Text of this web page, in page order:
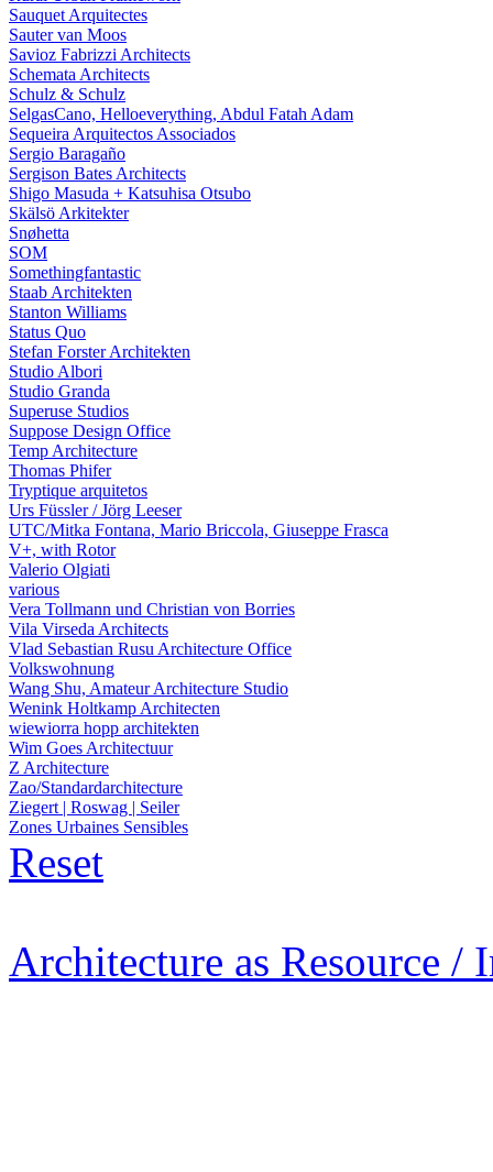
Sauquet Arquitectes
Sauter van Moos
Savioz Fabrizzi Architects
Schemata Architects
Schulz & Schulz
SelgasCano, Helloeverything, Abdul Fatah Adam
Sequeira Arquitectos Associados
Sergio Baragaño
Sergison Bates Architects
Shigo Masuda + Katsuhisa Otsubo
Skälsö Arkitekter
Snøhetta
SOM
Somethingfantastic
Staab Architekten
Stanton Williams
Status Quo
Stefan Forster Architekten
Studio Albori
Studio Granda
Superuse Studios
Suppose Design Office
Temp Architecture
Thomas Phifer
Tryptique arquitetos
Urs Füssler / Jörg Leeser
UTC/Mitka Fontana, Mario Briccola, Giuseppe Frasca
V+, with Rotor
Valerio Olgiati
various
Vera Tollmann und Christian von Borries
Vila Virseda Architects
Vlad Sebastian Rusu Architecture Office
Volkswohnung
Wang Shu, Amateur Architecture Studio
Wenink Holtkamp Architecten
wiewiorra hopp architekten
Wim Goes Architectuur
Z Architecture
Zao/Standardarchitecture
Ziegert | Roswag | Seiler
Zones Urbaines Sensibles
Reset
Architecture as Resource /